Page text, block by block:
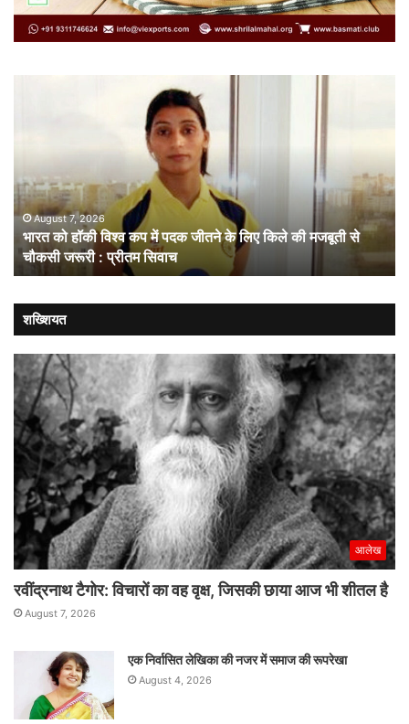
में
पदक
जीतने
के
लिए
किले
मजबूती
से
चौकसी
जरूरी
:
प्रीतम
सिवाच
August 7, 2026
भारत को हॉकी विश्व कप में पदक जीतने के लिए किले की मजबूती से
चौकसी जरूरी : प्रीतम सिवाच
शख्शियत
आलेख
रवींद्रनाथ टैगोर: विचारों का वह वृक्ष, जिसकी छाया आज भी शीतल है
August 7, 2026
एक निर्वासित लेखिका की नजर में समाज की रूपरेखा
August 4, 2026